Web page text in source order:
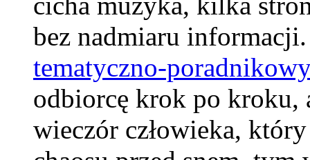
bez nadmiaru
tematyczno-
odbiorcę krok po kroku,
wieczór człowieka,